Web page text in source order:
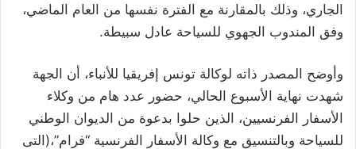
الجاري، وذلك بالمقارنة مع الفترة نفسها من العام الماضي،
وفق المندوب الجهوي للسياحة عادل سبيطة.
وأوضح المصدر ذاته لوكالة تونس إفريقيا للأنباء، أن الجهة
شهدت نهاية الأسبوع الحالي، حضور عدد هام من وكلاء
الأسفار الفرنسيين، الذين حلوا بدعوة من الديوان الوطني
للسياحة وبالتنسيق مع وكالة الأسفار الفرنسية “فرام”،(التى